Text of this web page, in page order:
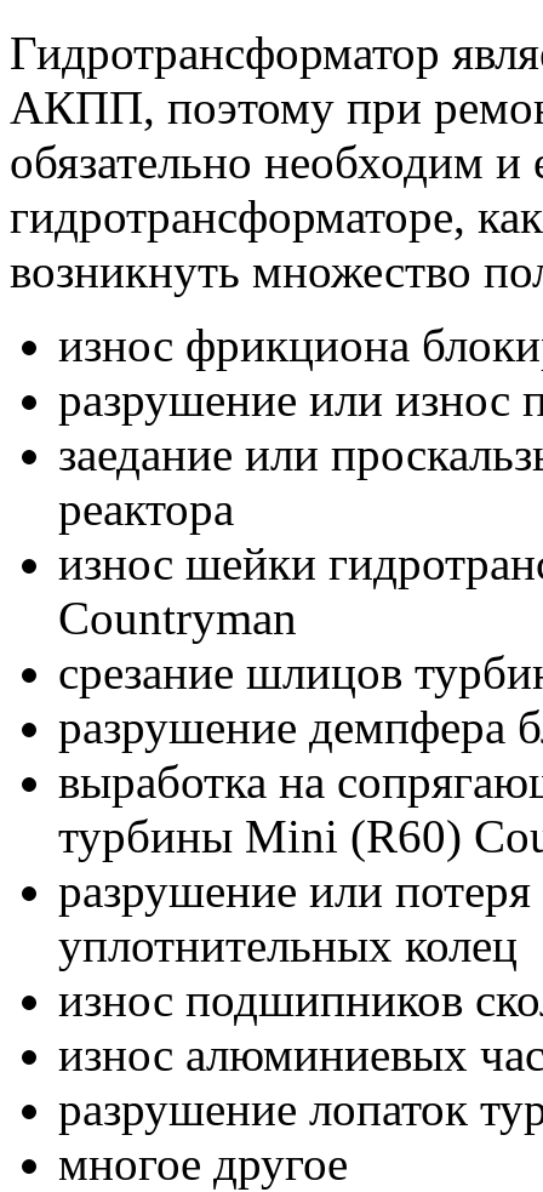
Гидротрансформатор
АКПП, поэтому при
обязательно необходим и
гидротрансформаторе,
возникнуть множество
износ фрикциона
разрушение или износ
заедание или
реактора
износ шейки
Countryman
срезание шлицов
разрушение демпфера
выработка на
турбины Mini (R60)
разрушение или
уплотнительных колец
износ подшипников
износ алюминиевых
разрушение лопаток
многое другое